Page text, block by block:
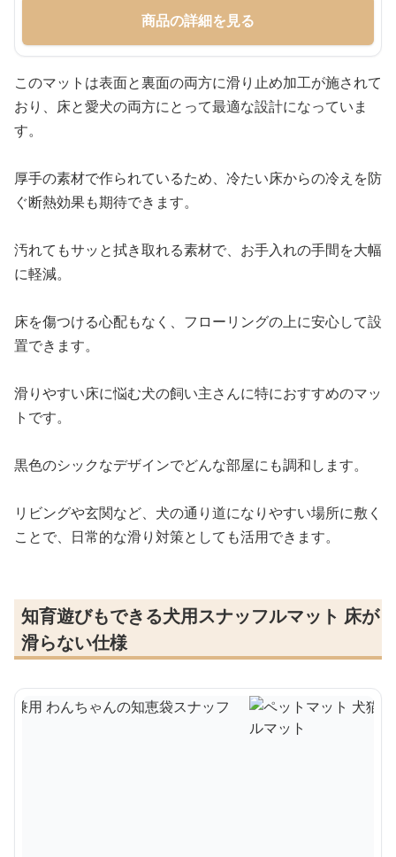
商品の詳細を見る
このマットは表面と裏面の両方に滑り止め加工が施されて
おり、床と愛犬の両方にとって最適な設計になっていま
す。
厚手の素材で作られているため、冷たい床からの冷えを防
ぐ断熱効果も期待できます。
汚れてもサッと拭き取れる素材で、お手入れの手間を大幅
に軽減。
床を傷つける心配もなく、フローリングの上に安心して設
置できます。
滑りやすい床に悩む犬の飼い主さんに特におすすめのマッ
トです。
黒色のシックなデザインでどんな部屋にも調和します。
リビングや玄関など、犬の通り道になりやすい場所に敷く
ことで、日常的な滑り対策としても活用できます。
知育遊びもできる犬用スナッフルマット 床が
滑らない仕様